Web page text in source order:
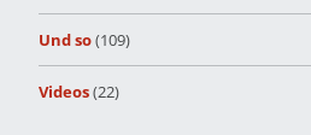
Und so(109)
Videos(22)